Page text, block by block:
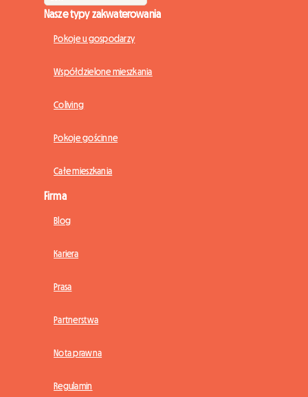
Nasze typy zakwaterowania
Pokoje u gospodarzy
Współdzielone mieszkania
Coliving
Pokoje gościnne
Całe mieszkania
Firma
Blog
Kariera
Prasa
Partnerstwa
Nota prawna
Regulamin